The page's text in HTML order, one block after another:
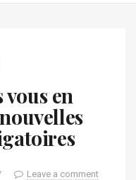
vous en
Leave a comment